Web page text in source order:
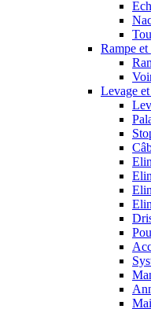
Rampe
Levage